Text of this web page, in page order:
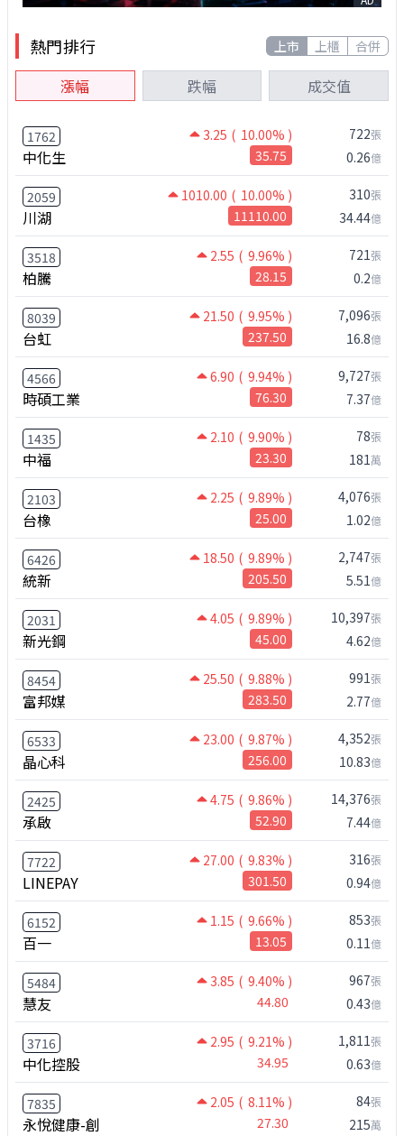
熱門排行 上市 上櫃 合併
漲幅 跌幅 成交值
1762 3.25 ( 10.00% )
中化生 35.75
722張
0.26億
2059 1010.00 ( 10.00% )
川湖 11110.00
310張
34.44億
3518 2.55 ( 9.96% )
柏騰 28.15
721張
0.2億
8039 21.50 ( 9.95% )
台虹 237.50
7,096張
16.8億
4566 6.90 ( 9.94% )
時碩工業 76.30
9,727張
7.37億
1435 2.10 ( 9.90% )
中福 23.30
78張
181萬
2103 2.25 ( 9.89% )
台橡 25.00
4,076張
1.02億
6426 18.50 ( 9.89% )
統新 205.50
2,747張
5.51億
2031 4.05 ( 9.89% )
新光鋼 45.00
10,397張
4.62億
8454 25.50 ( 9.88% )
富邦媒 283.50
991張
2.77億
6533 23.00 ( 9.87% )
晶心科 256.00
4,352張
10.83億
2425 4.75 ( 9.86% )
承啟 52.90
14,376張
7.44億
7722 27.00 ( 9.83% )
LINEPAY 301.50
316張
0.94億
6152 1.15 ( 9.66% )
百一 13.05
853張
0.11億
5484 3.85 ( 9.40% )
慧友 44.80
967張
0.43億
3716 2.95 ( 9.21% )
中化控股 34.95
1,811張
0.63億
7835 2.05 ( 8.11% )
永悅健康-創 27.30
84張
215萬